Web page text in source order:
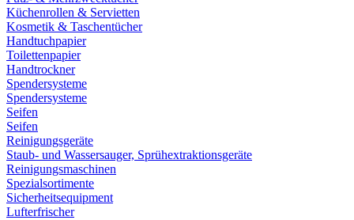
Küchenrollen & Servietten
Kosmetik & Taschentücher
Handtuchpapier
Toilettenpapier
Handtrockner
Spendersysteme
Spendersysteme
Seifen
Seifen
Reinigungsgeräte
Staub- und Wassersauger, Sprühextraktionsgeräte
Reinigungsmaschinen
Spezialsortimente
Sicherheitsequipment
Lufterfrischer